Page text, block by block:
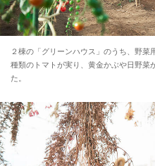
２棟の「グリーンハウス」のうち、野菜
種類のトマトが実り、黄金かぶや日野菜
た。